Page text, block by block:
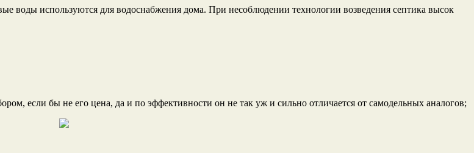
воды используются для водоснабжения дома. При несоблюдении технологии возведения септика высок
если бы не его цена, да и по эффективности он не так уж и сильно отличается от самодельных аналогов;